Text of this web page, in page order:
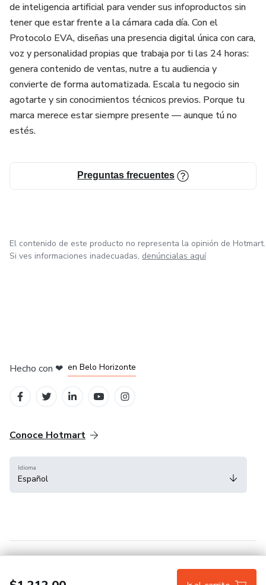
de inteligencia artificial para vender sus infoproductos sin
tener que estar frente a la cámara cada día. Con el
Protocolo EVA, diseñas una presencia digital única con cara,
voz y personalidad propias que trabaja por ti las 24 horas:
genera contenido de ventas, nutre a tu audiencia y
convierte de forma automatizada. Escala tu negocio sin
agotarte y sin conocimientos técnicos previos. Porque tu
marca merece estar siempre presente — aunque tú no
estés.
Preguntas frecuentes
El contenido de este producto no representa la opinión de Hotmart.
Si ves informaciones inadecuadas, denúncialas aquí
Hecho con ❤ en Belo Horizonte
Conoce Hotmart
Idioma
Español